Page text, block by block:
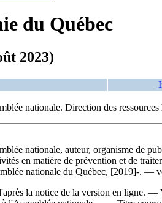
du Québec
2023)
nationale. Direction des
nationale, auteur, organisme de
en matière de prévention et de
nationale du Québec, [2019]-. —
la notice de la version en ligne. —